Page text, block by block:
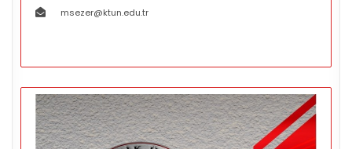
msezer@ktun.edu.tr